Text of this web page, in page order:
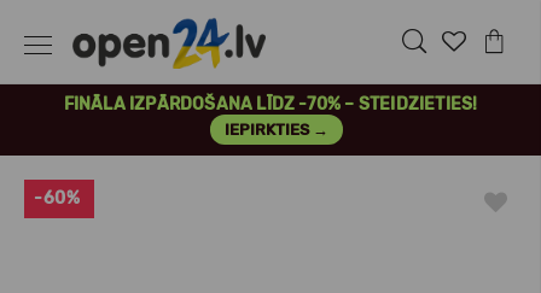
FINĀLA IZPĀRDOŠANA LĪDZ -70% – STEIDZIETIES!
IEPIRKTIES →
-60%